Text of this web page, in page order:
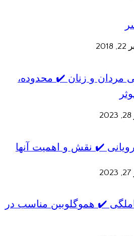
مردان و زنان ✔️ محدوده،
✔️ نقش و اهمیت آنها
✔️ هموگلوبین مناسب در